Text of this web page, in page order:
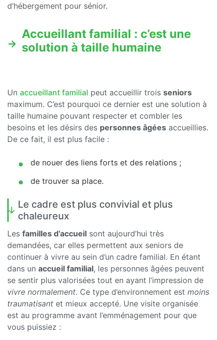
d’hébergement pour sénior.
Accueillant familial : c’est une
solution à taille humaine
Un accueillant familial peut accueillir trois seniors
maximum. C’est pourquoi ce dernier est une solution à
taille humaine pouvant respecter et combler les
besoins et les désirs des personnes âgées accueillies.
De ce fait, il est plus facile :
de nouer des liens forts et des relations ;
de trouver sa place.
Le cadre est plus convivial et plus
chaleureux
Les familles d’accueil sont aujourd’hui très
demandées, car elles permettent aux seniors de
continuer à vivre au sein d’un cadre familial. En étant
dans un accueil familial, les personnes âgées peuvent
se sentir plus valorisées tout en ayant l’impression de
vivre normalement. Ce type d’environnement est moins
traumatisant et mieux accepté. Une visite organisée
est au programme avant l’emménagement pour que
vous puissiez :